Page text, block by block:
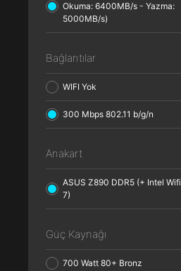
Okuma: 6400MB/s - Yazma:
5000MB/s)
Bağlantılar
WIFI Yok
300 Mbps 802.11 b/g/n
Anakart
ASUS Z890 DDR5 (+ Intel Wifi
7)
Güç Kaynağı
700 Watt 80+ Bronz